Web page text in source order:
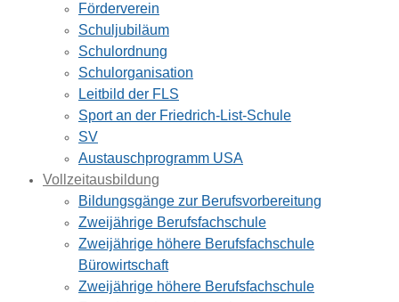
Förderverein
Schuljubiläum
Schulordnung
Schulorganisation
Leitbild der FLS
Sport an der Friedrich-List-Schule
SV
Austauschprogramm USA
Vollzeitausbildung
Bildungsgänge zur Berufsvorbereitung
Zweijährige Berufsfachschule
Zweijährige höhere Berufsfachschule
Bürowirtschaft
Zweijährige höhere Berufsfachschule